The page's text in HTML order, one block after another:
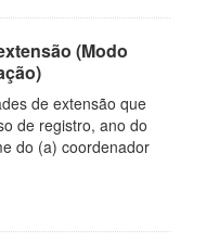
(Modo
de extensão que
de registro, ano do
do (a) coordenador